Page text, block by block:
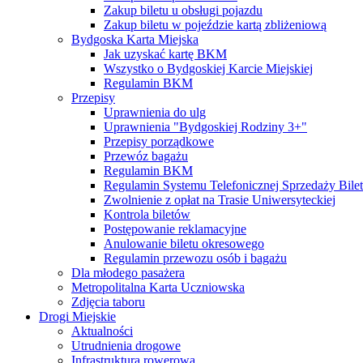
Zakup biletu u obsługi pojazdu
Zakup biletu w pojeździe kartą zbliżeniową
Bydgoska Karta Miejska
Jak uzyskać kartę BKM
Wszystko o Bydgoskiej Karcie Miejskiej
Regulamin BKM
Przepisy
Uprawnienia do ulg
Uprawnienia "Bydgoskiej Rodziny 3+"
Przepisy porządkowe
Przewóz bagażu
Regulamin BKM
Regulamin Systemu Telefonicznej Sprzedaży
Zwolnienie z opłat na Trasie Uniwersyteckiej
Kontrola biletów
Postępowanie reklamacyjne
Anulowanie biletu okresowego
Regulamin przewozu osób i bagażu
Dla młodego pasażera
Metropolitalna Karta Uczniowska
Zdjęcia taboru
Drogi Miejskie
Aktualności
Utrudnienia drogowe
Infrastruktura rowerowa